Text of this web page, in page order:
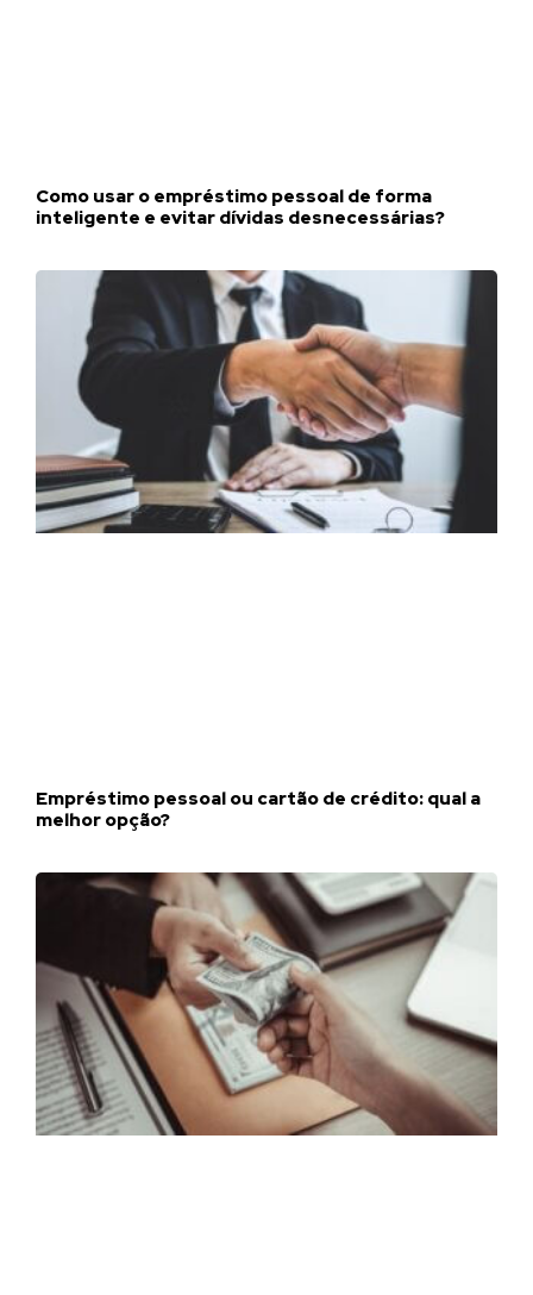
Como usar o empréstimo pessoal de forma
inteligente e evitar dívidas desnecessárias?
Empréstimo pessoal ou cartão de crédito: qual a
melhor opção?